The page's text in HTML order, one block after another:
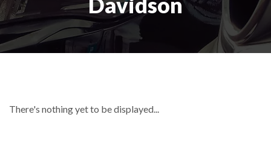
There's nothing yet to be displayed...